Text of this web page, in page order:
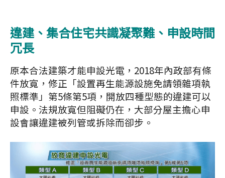
違建、集合住宅共識凝聚難、申設時間
冗長
原本合法建築才能申設光電，2018年內政部有條
件放寬，修正「設置再生能源設施免請領雜項執
照標準」第5條第5項，開放四種型態的違建可以
申設。法規放寬但阻礙仍在，大部分屋主擔心申
設會讓違建被列管或拆除而卻步。